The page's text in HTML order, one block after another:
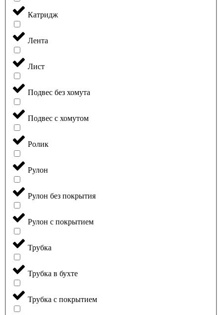
Катридж
Лента
Лист
Подвес без хомута
Подвес с хомутом
Ролик
Рулон
Рулон без покрытия
Рулон с покрытием
Трубка
Трубка в бухте
Трубка с покрытием